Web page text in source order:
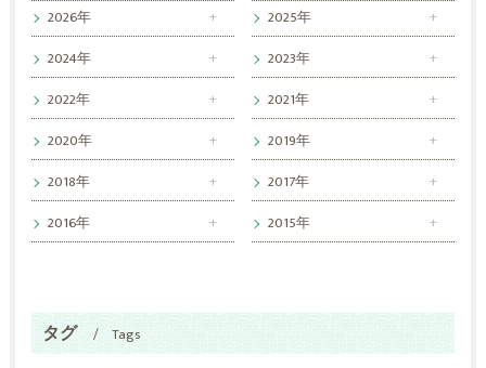
2026年
2025年
2024年
2023年
2022年
2021年
2020年
2019年
2018年
2017年
2016年
2015年
タグ Tags